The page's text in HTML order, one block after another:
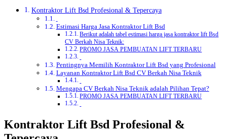
Kontraktor Lift Bsd Profesional & Tepercaya
Estimasi Harga Jasa Kontraktor Lift Bsd
Berikut adalah tabel estimasi harga jasa kontraktor lift Bsd
CV Berkah Nisa Teknik:
PROMO JASA PEMBUATAN LIFT TERBARU
Pentingnya Memilih Kontraktor Lift Bsd yang Profesional
Layanan Kontraktor Lift Bsd CV Berkah Nisa Teknik
Mengapa CV Berkah Nisa Teknik adalah Pilihan Tepat?
PROMO JASA PEMBUATAN LIFT TERBARU
Kontraktor Lift Bsd Profesional &